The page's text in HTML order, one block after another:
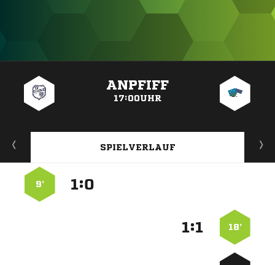
ANPFIFF
17:00UHR
SPIELVERLAUF
:
9’
18’
: